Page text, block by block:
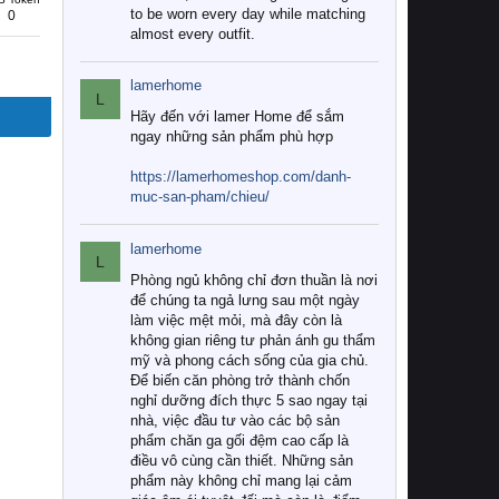
0
to be worn every day while matching
almost every outfit.
L
lamerhome
Hãy đến với lamer Home để sắm
ngay những sản phẩm phù hợp
https://lamerhomeshop.com/danh-
muc-san-pham/chieu/
L
lamerhome
Phòng ngủ không chỉ đơn thuần là nơi
để chúng ta ngả lưng sau một ngày
làm việc mệt mỏi, mà đây còn là
không gian riêng tư phản ánh gu thẩm
mỹ và phong cách sống của gia chủ.
Để biến căn phòng trở thành chốn
nghỉ dưỡng đích thực 5 sao ngay tại
nhà, việc đầu tư vào các bộ sản
phẩm chăn ga gối đệm cao cấp là
điều vô cùng cần thiết. Những sản
phẩm này không chỉ mang lại cảm